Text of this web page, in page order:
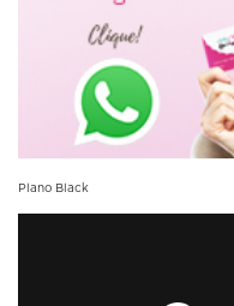
Plano Black